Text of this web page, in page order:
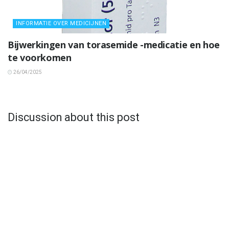
INFORMATIE OVER MEDICIJNEN
Bijwerkingen van torasemide -medicatie en hoe
te voorkomen
26/04/2025
Discussion about this post